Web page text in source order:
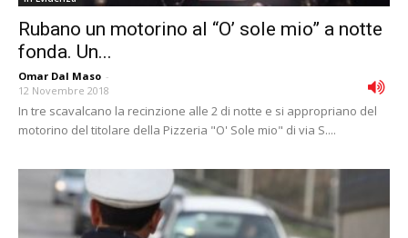
Rubano un motorino al “O’ sole mio” a notte
fonda. Un...
Omar Dal Maso -
12 Novembre 2018
In tre scavalcano la recinzione alle 2 di notte e si appropriano del
motorino del titolare della Pizzeria "O' Sole mio" di via S....